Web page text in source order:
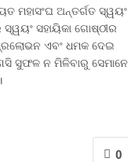
ମହାସଂଘ ଅନ୍ତର୍ଗତ ସ୍ୱୟଂ
ସହାୟିକା ଗୋଷ୍ଠୀର
ଏବଂ ଧମକ ଦେଇ
ସୁଫଳ ନ ମିଳିବାରୁ ସେମାନେ
0